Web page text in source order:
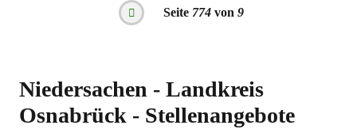
Seitennummerierung
Vorherige
Seite
Seite 774 von 9
Niedersachen - Landkreis
Osnabrück - Stellenangebote